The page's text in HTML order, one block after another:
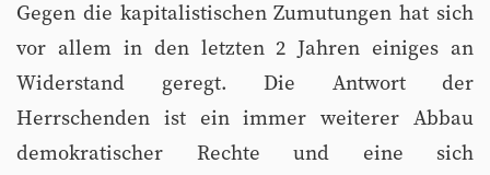
Gegen die kapitalistischen Zumutungen hat sich
vor allem in den letzten 2 Jahren einiges an
Widerstand geregt. Die Antwort der
Herrschenden ist ein immer weiterer Abbau
demokratischer Rechte und eine sich